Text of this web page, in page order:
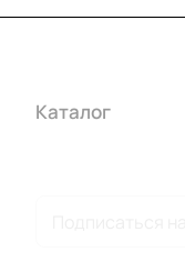
Каталог